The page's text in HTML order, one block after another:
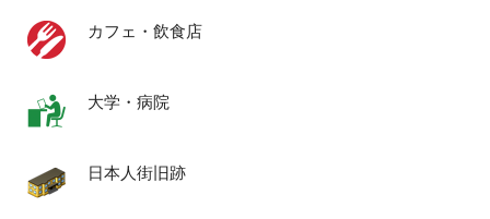
カフェ・飲食店
大学・病院
日本人街旧跡